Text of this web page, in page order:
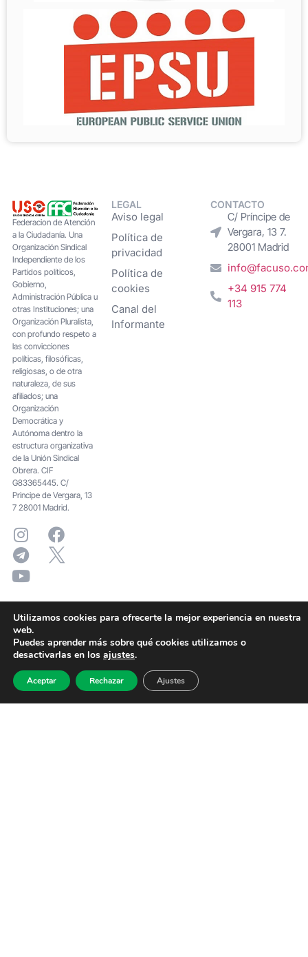
Federacion de Atención
a la Ciudadanía. Una
Organización Sindical
Independiente de los
Partidos políticos,
Gobierno,
Administración Pública u
otras Instituciones; una
Organización Pluralista,
con profundo respeto a
las convicciones
políticas, filosóficas,
religiosas, o de otra
naturaleza, de sus
afiliados; una
Organización
Democrática y
Autónoma dentro la
estructura organizativa
de la Unión Sindical
Obrera. CIF
G83365445. C/
Principe de Vergara, 13
7 28001 Madrid.
LEGAL
Aviso legal
Política de
privacidad
Política de
cookies
Canal del
Informante
CONTACTO
C/ Príncipe de
Vergara, 13 7.
28001 Madrid
+34 915 774
113
Utilizamos cookies para ofrecerte la mejor experiencia en nuestra
web.
Puedes aprender más sobre qué cookies utilizamos o
desactivarlas en los ajustes.
Aceptar Rechazar Ajustes